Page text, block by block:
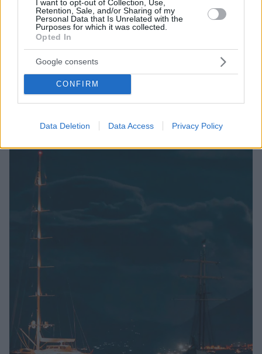
I want to opt-out of Collection, Use,
Retention, Sale, and/or Sharing of my
Personal Data that Is Unrelated with the
Purposes for which it was collected.
Opted In
Google consents
CONFIRM
Data Deletion Data Access Privacy Policy
Από ασφυξία πέθανε ο μεγιστάνας Μάικ Λιντς στο
ναύαγιο του Βayesian - Ερευνώνται ακόμα τα αίτια
θανάτου της κόρης του
Το πολυτελές superyacht Bayesian χτυπήθηκε από
σφοδρή καταιγίδα στις 19 Αυγούστου - Βυθίστηκε και
08.09.2024, 13:46 3